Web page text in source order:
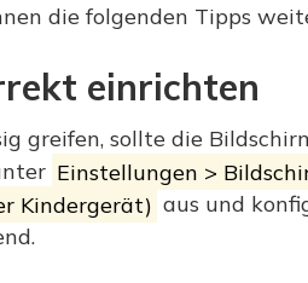
die folgenden Tipps
einrichten
greifen, sollte die
Einstellungen >
Kindergerät) aus und